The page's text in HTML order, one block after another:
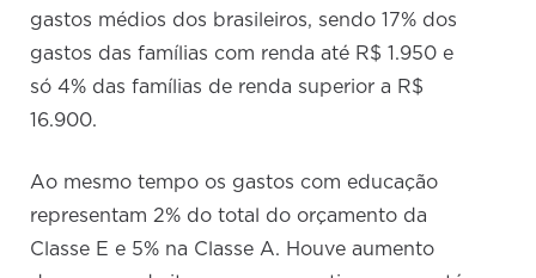
gastos médios dos brasileiros, sendo 17% dos
gastos das famílias com renda até R$ 1.950 e
só 4% das famílias de renda superior a R$
16.900.
Ao mesmo tempo os gastos com educação
representam 2% do total do orçamento da
Classe E e 5% na Classe A. Houve aumento